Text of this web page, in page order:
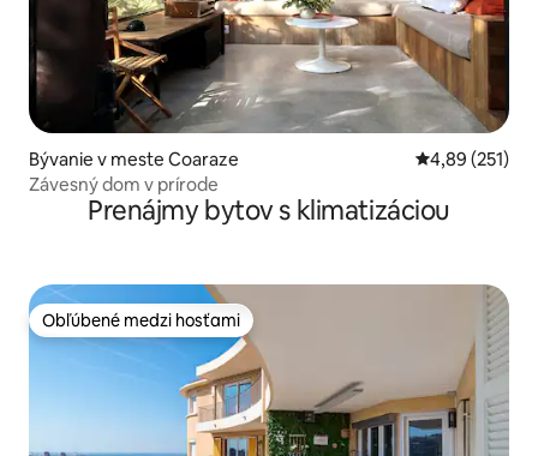
Bývanie v meste Coaraze Priemerné
4,89 (251)
Závesný dom v prírode
Prenájmy bytov s klimatizáciou
Obľúbené medzi hosťami
Obľúbené medzi hosťami